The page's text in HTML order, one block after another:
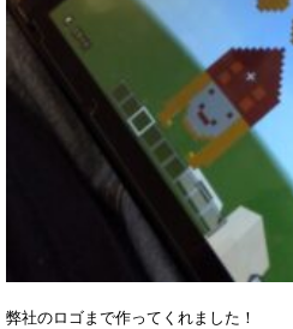
弊社のロゴまで作ってくれました！